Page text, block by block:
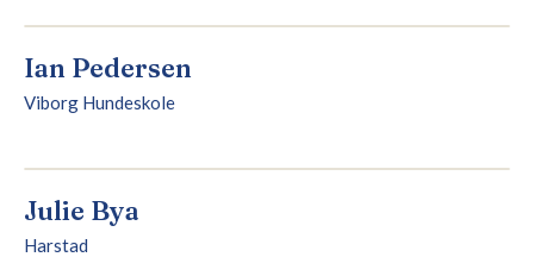
Ian Pedersen
Viborg Hundeskole
Julie Bya
Harstad